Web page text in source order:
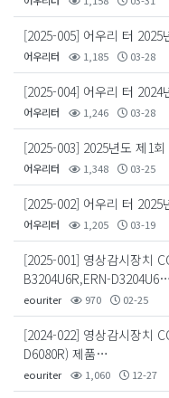
[2025-005] 어우리 터
어우리터 1,185 03-28
[2025-004] 어우리 터
어우리터 1,246 03-28
[2025-003] 2025년도 제1
어우리터 1,348 03-25
[2025-002] 어우리 터
어우리터 1,205 03-19
[2025-001] 영상감시장치
B3204U6R,ERN-D3204U6…
eouriter 970 02-25
[2024-022] 영상감시장치
D6080R) 제품…
eouriter 1,060 12-27